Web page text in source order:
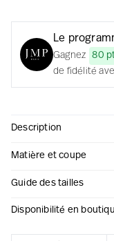
Le
Gagnez
80
de fidélité
Description
Matière et coupe
Guide des tailles
Disponibilité en